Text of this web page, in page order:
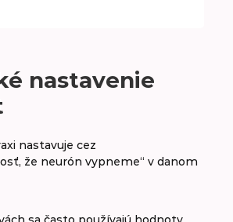
nastavenie
nastavuje cez
že neurón vypneme“ v danom